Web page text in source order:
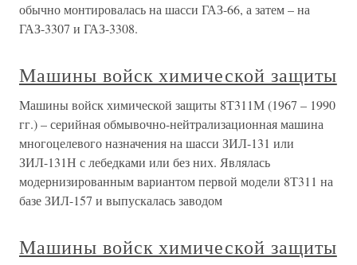
обычно монтировалась на шасси ГАЗ-66, а затем – на
ГАЗ-3307 и ГАЗ-3308.
Машины войск химической защиты
Машины войск химической защиты 8Т311М (1967 – 1990
гг.) – серийная обмывочно-нейтрализационная машина
многоцелевого назначения на шасси ЗИЛ-131 или
ЗИЛ-131Н с лебедками или без них. Являлась
модернизированным вариантом первой модели 8Т311 на
базе ЗИЛ-157 и выпускалась заводом
Машины войск химической защиты